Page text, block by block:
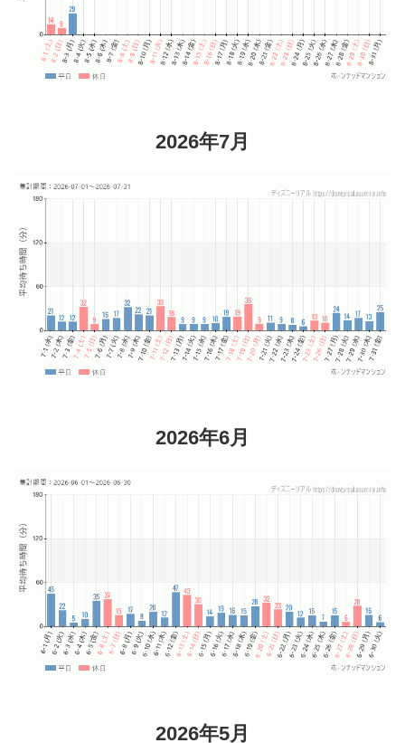
2026年7月
2026年6月
2026年5月